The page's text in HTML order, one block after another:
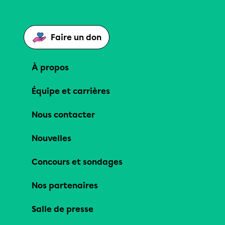
Faire un don
À propos
Équipe et carrières
Nous contacter
Nouvelles
Concours et sondages
Nos partenaires
Salle de presse